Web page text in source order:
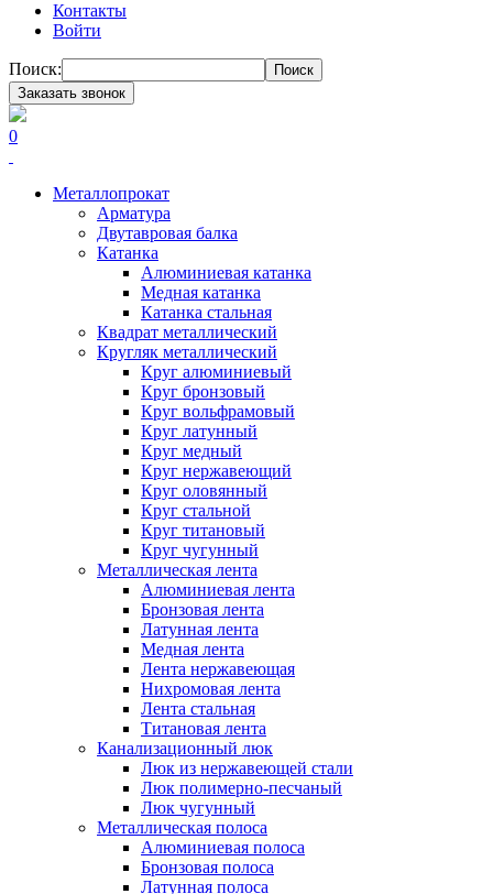
Контакты
Войти
Поиск:
Поиск
Заказать звонок
0
Металлопрокат
Арматура
Двутавровая балка
Катанка
Алюминиевая катанка
Медная катанка
Катанка стальная
Квадрат металлический
Кругляк металлический
Круг алюминиевый
Круг бронзовый
Круг вольфрамовый
Круг латунный
Круг медный
Круг нержавеющий
Круг оловянный
Круг стальной
Круг титановый
Круг чугунный
Металлическая лента
Алюминиевая лента
Бронзовая лента
Латунная лента
Медная лента
Лента нержавеющая
Нихромовая лента
Лента стальная
Титановая лента
Канализационный люк
Люк из нержавеющей стали
Люк полимерно-песчаный
Люк чугунный
Металлическая полоса
Алюминиевая полоса
Бронзовая полоса
Латунная полоса